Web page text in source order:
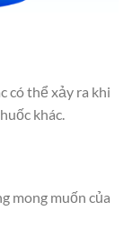
có thể xảy ra khi
khác.
mong muốn của